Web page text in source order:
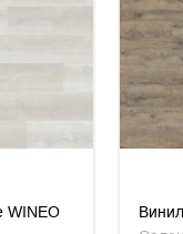
WINEO